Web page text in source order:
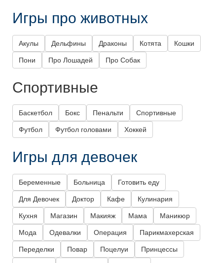
Игры про животных
Акулы Дельфины Драконы Котята Кошки
Пони Про Лошадей Про Собак
Спортивные
Баскетбол Бокс Пенальти Спортивные
Футбол Футбол головами Хоккей
Игры для девочек
Беременные Больница Готовить еду
Для Девочек Доктор Кафе Кулинария
Кухня Магазин Макияж Мама Маникюр
Мода Одевалки Операция Парикмахерская
Переделки Повар Поцелуи Принцессы